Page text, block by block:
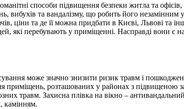
способи підвищення безпеки житла та
вибухів та вандалізму, що робить його незамінним
ціни та де її можна придбати в Києві, Львові та
які перебувають у приміщенні. Насправді вони є
може значно знизити ризик травм і
приміщень, розташованих у районах з підвищеною
травм. Захисна плівка на вікно –
камінням.